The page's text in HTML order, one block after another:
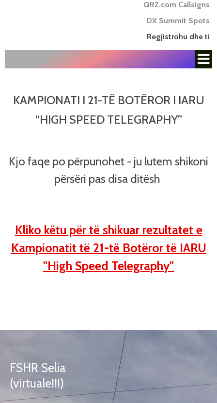
QRZ.com Callsigns
DX Summit Spots
Regjistrohu dhe ti
KAMPIONATI I 21-TË BOTËROR I IARU
“HIGH SPEED TELEGRAPHY”
Kjo faqe po përpunohet - ju lutem shikoni
përsëri pas disa ditësh
Kliko këtu për të shikuar rezultatet e
Kampionatit të 21-të Botëror të IARU
"High Speed Telegraphy"
FSHR Selia
(virtuale!!!)